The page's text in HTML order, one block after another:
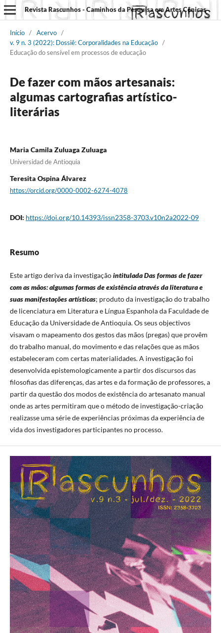
Revista Rascunhos - Caminhos da Pesquisa em Artes Cênicas
Início / Acervo /
v. 9 n. 3 (2022): Dossiê: Corporalidades na Educação /
Educação do sensível em processos de educação
De fazer com mãos artesanais:
algumas cartografias artístico-
literárias
Maria Camila Zuluaga Zuluaga
Universidad de Antioquia
Teresita Ospina Álvarez
https://orcid.org/0000-0002-6274-4078
DOI: https://doi.org/10.14393/issn2358-3703.v10n2a2022-09
Resumo
Este artigo deriva da investigaçãointitulada Das formas de fazer
com as mãos: algumas formas de existência através da literatura e
suas manifestações artísticas; produto da investigação do trabalho
de licenciatura em Literatura e Língua Espanhola da Faculdade de
Educação da Universidade de Antioquia. Os seus objectivos
visavam o mapeamento dos gestos das mãos (pregas) que provêm
do trabalho manual, do movimento e das relações que as mãos
estabeleceram com certas materialidades. A investigação foi
desenvolvida epistemologicamente a partir dos discursos das
filosofias das diferenças, das artes e da formação de professores, a
partir da questão dos modos de existência do artesanato manual
onde as artes permitiram que o método de investigação-criação
realizasse uma série de experiências próximas da experiência de
vida dos investigadores participantes no processo.